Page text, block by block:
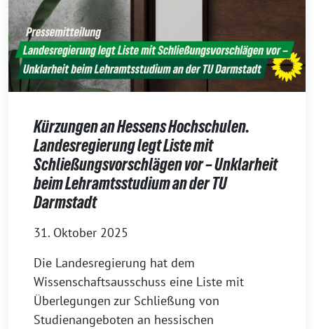
Kürzungen an Hessens Hochschulen.
Landesregierung legt Liste mit
Schließungsvorschlägen vor – Unklarheit
beim Lehramtsstudium an der TU
Darmstadt
31. Oktober 2025
Die Landesregierung hat dem
Wissenschaftsausschuss eine Liste mit
Überlegungen zur Schließung von
Studienangeboten an hessischen